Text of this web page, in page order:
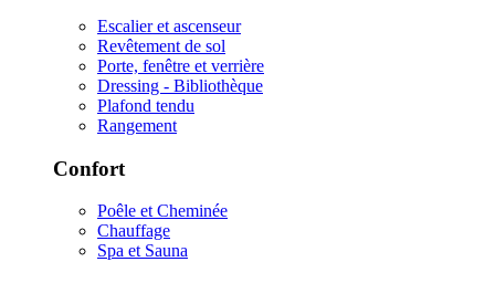
Escalier et ascenseur
Revêtement de sol
Porte, fenêtre et verrière
Dressing - Bibliothèque
Plafond tendu
Rangement
Confort
Poêle et Cheminée
Chauffage
Spa et Sauna